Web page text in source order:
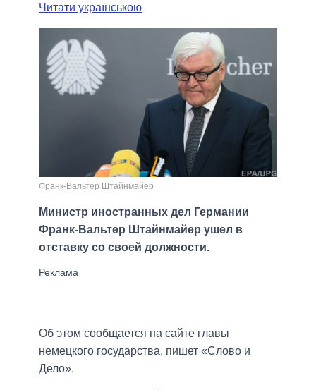
МЭРЫ
ВСЕ ПЕРСОНЫ
СРАВНЕНИЕ ПОЛИТИКОВ
Читати українською
Франк-Вальтер Штайнмайер
Министр иностранных дел Германии
Франк-Вальтер Штайнмайер ушел в
отставку со своей должности.
Об этом сообщается на сайте главы
немецкого государства, пишет «Слово и
Дело».